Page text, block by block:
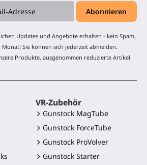
Updates und Angebote erhalten - kein Spam,
Sie können sich jederzeit abmelden.
Produkte, ausgenommen reduzierte Artikel.
VR-Zubehör
Gunstock MagTube
Gunstock ForceTube
Gunstock ProVolver
Gunstock Starter